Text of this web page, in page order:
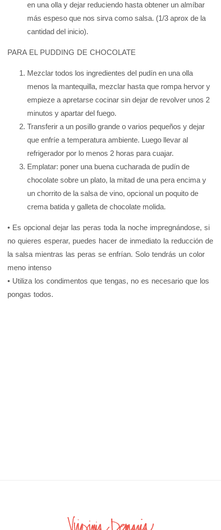
en una olla y dejar reduciendo hasta obtener un almíbar
más espeso que nos sirva como salsa. (1/3 aprox de la
cantidad del inicio).
PARA EL PUDDING DE CHOCOLATE
Mezclar todos los ingredientes del pudín en una olla
menos la mantequilla, mezclar hasta que rompa hervor y
empieze a apretarse cocinar sin dejar de revolver unos 2
minutos y apartar del fuego.
Transferir a un posillo grande o varios pequeños y dejar
que enfríe a temperatura ambiente. Luego llevar al
refrigerador por lo menos 2 horas para cuajar.
Emplatar: poner una buena cucharada de pudín de
chocolate sobre un plato, la mitad de una pera encima y
un chorrito de la salsa de vino, opcional un poquito de
crema batida y galleta de chocolate molida.
• Es opcional dejar las peras toda la noche impregnándose, si
no quieres esperar, puedes hacer de inmediato la reducción de
la salsa mientras las peras se enfrían. Solo tendrás un color
meno intenso
• Utiliza los condimentos que tengas, no es necesario que los
pongas todos.